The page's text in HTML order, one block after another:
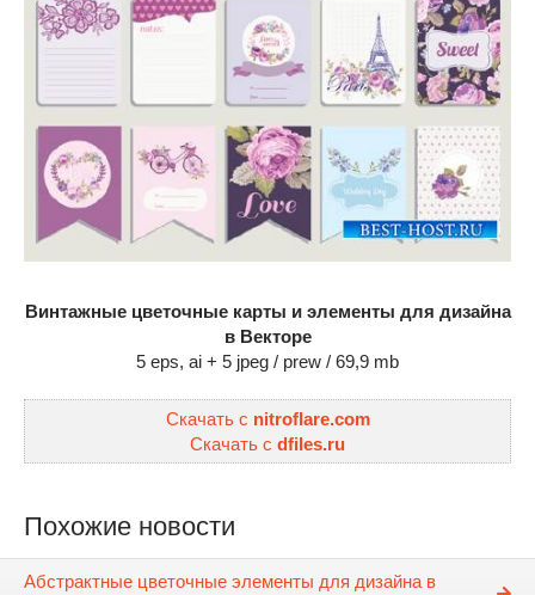
Винтажные цветочные карты и элементы для дизайна
в Векторе
5 eps, ai + 5 jpeg / prew / 69,9 mb
Скачать с nitroflare.com
Скачать с dfiles.ru
Похожие новости
Абстрактные цветочные элементы для дизайна в